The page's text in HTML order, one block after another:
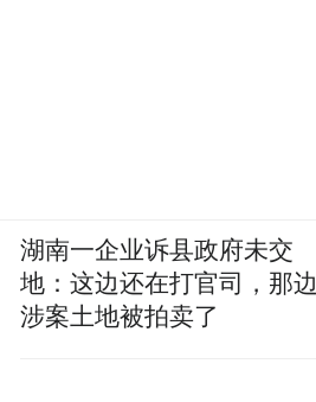
湖南一企业诉县政府未交
地：这边还在打官司，那边
涉案土地被拍卖了